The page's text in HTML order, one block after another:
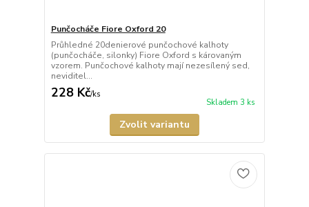
Punčocháče Fiore Oxford 20
Průhledné 20denierové punčochové kalhoty
(punčocháče, silonky) Fiore Oxford s károvaným
vzorem. Punčochové kalhoty mají nezesílený sed,
neviditel...
228 Kč/ks
Skladem 3 ks
Zvolit variantu